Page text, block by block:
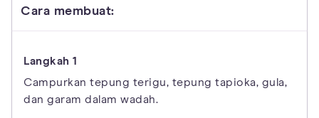
Cara membuat:
Campurkan tepung terigu, tepung tapioka, gula,
dan garam dalam wadah.